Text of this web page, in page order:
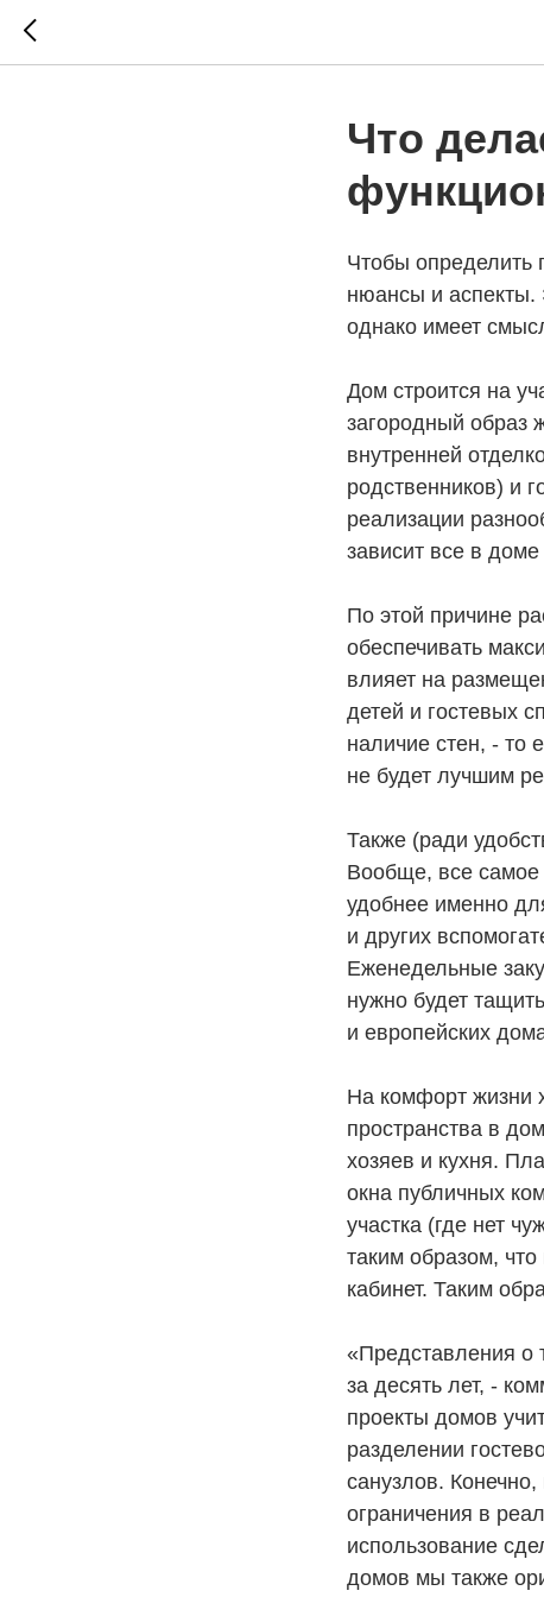
Что
Чтобы определить
нюансы и аспекты.
однако имеет
Дом строится на
загородный образ
внутренней
родственников) и
реализации
зависит все в
По этой причине
обеспечивать
влияет на
детей и гостевых
наличие стен, - то
не будет лучшим
Также (ради
Вообще, все самое
удобнее именно
и других
Еженедельные
нужно будет
и европейских
На комфорт жизни
пространства в
хозяев и кухня.
окна публичных
участка (где нет
таким образом,
кабинет. Таким
«Представления о
за десять лет, -
проекты домов
разделении
санузлов.
ограничения в
использование
домов мы также